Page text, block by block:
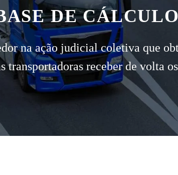
DE
na ação judicial coletiva que
transportadoras receber de volta